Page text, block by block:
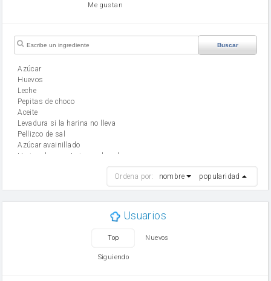
Me gustan
Buscar
Azúcar
huevos
leche
Pepitas de choco
aceite
Levadura si la harina no lleva
Pellizco de sal
Azúcar avainillado
Harina de reposteria con levadura
mantequilla
Ordena por: nombre popularidad
Usuarios
Top Nuevos
Siguiendo